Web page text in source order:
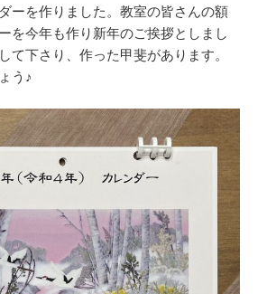
ーを作りました。教室の皆さんの額
を今年も作り新年のご挨拶としまし
て下さり、作った甲斐があります。
う♪